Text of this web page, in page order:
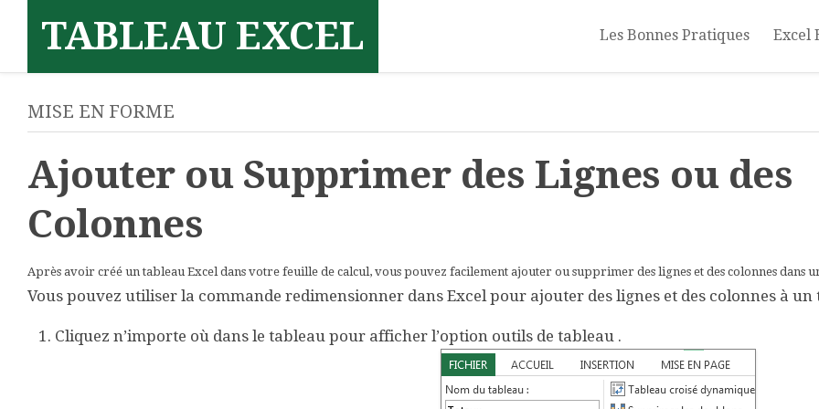
contentTABLEAU EXCEL Les Bonnes Pratiques Excel
MISE EN FORME
Ajouter ou Supprimer des Lignes ou des
Colonnes
Après avoir créé un tableau Excel dans votre feuille de calcul, vous pouvez facilement ajouter ou supprimer des lignes et des colonnes dans
Vous pouvez utiliser la commande redimensionner dans Excel pour ajouter des lignes et des colonnes à un
Cliquez n’importe où dans le tableau pour afficher l’option outils de tableau .